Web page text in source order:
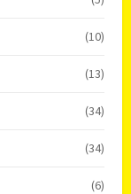
(10)
(13)
(34)
(34)
(6)